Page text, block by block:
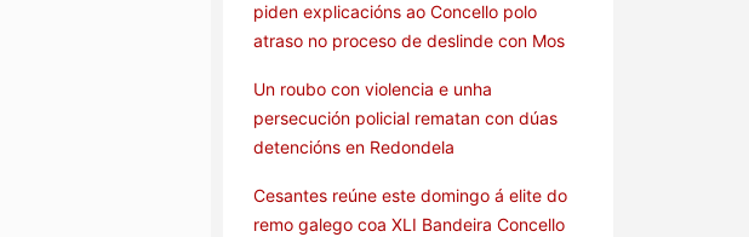
piden explicacións ao Concello polo
atraso no proceso de deslinde con Mos
Un roubo con violencia e unha
persecución policial rematan con dúas
detencións en Redondela
Cesantes reúne este domingo á elite do
remo galego coa XLI Bandeira Concello